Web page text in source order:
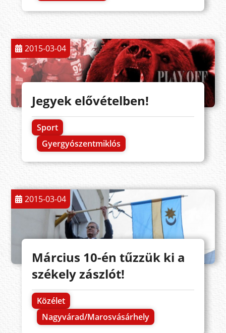
2015-03-04
Jegyek elővételben!
Sport
Gyergyószentmiklós
2015-03-04
Március 10-én tűzzük ki a
székely zászlót!
Közélet
Nagyvárad/Marosvásárhely